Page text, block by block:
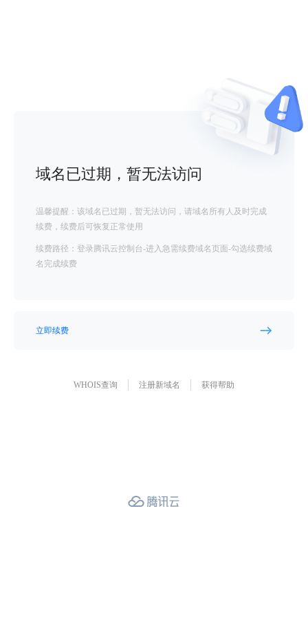
域名已过期，暂无法访问
温馨提醒：该域名已过期，暂无法访问，请域名所有人及时完成
续费，续费后可恢复正常使用
续费路径：登录腾讯云控制台-进入急需续费域名页面-勾选续费域
名完成续费
立即续费
WHOIS查询 注册新域名 获得帮助